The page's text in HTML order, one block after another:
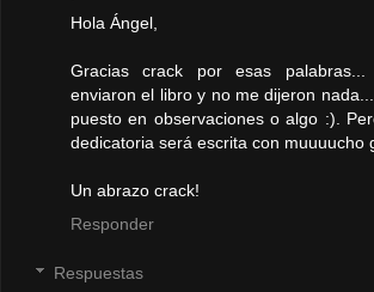
Hola Ángel,
Gracias crack por esas
enviaron el libro y no me dijeron
puesto en observaciones o algo :).
dedicatoria será escrita con muuuucho
Un abrazo crack!
Responder
Respuestas